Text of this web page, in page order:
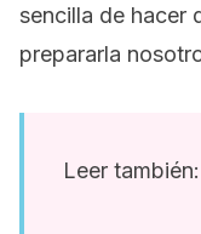
sencilla de hacer
prepararla
Leer también: